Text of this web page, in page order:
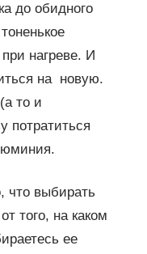
до обидного
нагреве. И
на новую.
то и
потратиться
что выбирать
того, на каком
ее